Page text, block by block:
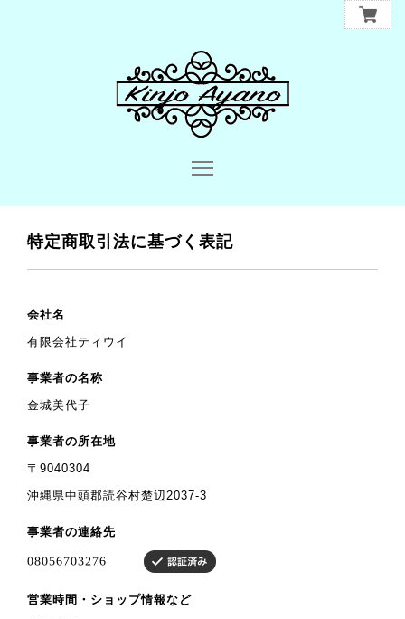
特定商取引法に基づく表記
会社名
有限会社ティウイ
事業者の名称
金城美代子
事業者の所在地
〒9040304
沖縄県中頭郡読谷村楚辺2037-3
事業者の連絡先
営業時間・ショップ情報など